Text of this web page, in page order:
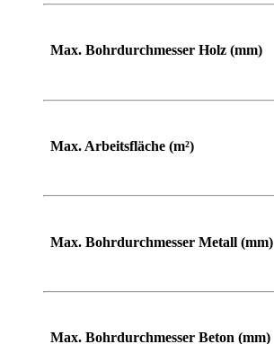
Max. Bohrdurchmesser Holz (mm)
Max. Arbeitsfläche (m²)
Max. Bohrdurchmesser Metall (mm)
Max. Bohrdurchmesser Beton (mm)